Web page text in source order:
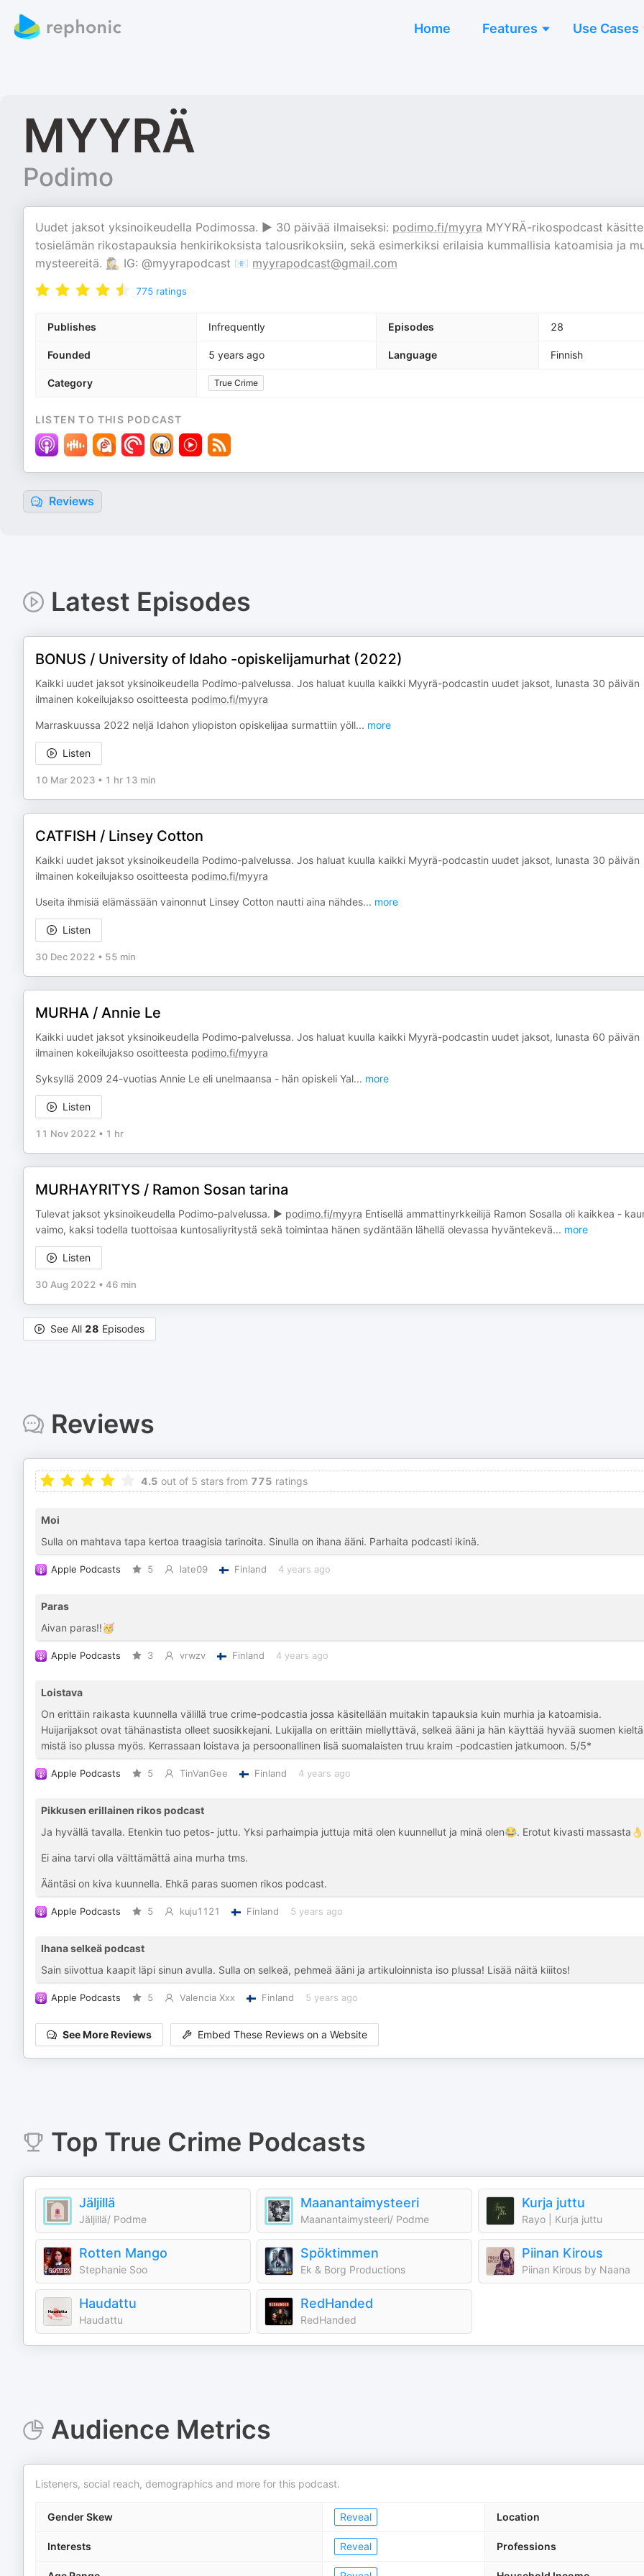
Home Features Use Cases
MYYRÄ
Podimo
Uudet jaksot yksinoikeudella Podimossa. ▶️ 30 päivää ilmaiseksi: podimo.fi/myyra MYYRÄ-rikospodcast
tosielämän rikostapauksia henkirikoksista talousrikoksiin, sekä esimerkiksi erilaisia kummallisia katoamisia ja
mysteereitä. 🕵‍♀️ IG: @myyrapodcast 📧 myyrapodcast@gmail.com
775 ratings
Publishes Infrequently Episodes 28
Founded 5 years ago Language Finnish
Category True Crime
LISTEN TO THIS PODCAST
Reviews
Latest Episodes
BONUS / University of Idaho -opiskelijamurhat (2022)
Kaikki uudet jaksot yksinoikeudella Podimo-palvelussa. Jos haluat kuulla kaikki Myyrä-podcastin uudet jaksot, lunasta 30 päivän
ilmainen kokeilujakso osoitteesta podimo.fi/myyra
Marraskuussa 2022 neljä Idahon yliopiston opiskelijaa surmattiin yöll... more
Listen
10 Mar 2023 • 1 hr 13 min
CATFISH / Linsey Cotton
Kaikki uudet jaksot yksinoikeudella Podimo-palvelussa. Jos haluat kuulla kaikki Myyrä-podcastin uudet jaksot, lunasta 30 päivän
ilmainen kokeilujakso osoitteesta podimo.fi/myyra
Useita ihmisiä elämässään vainonnut Linsey Cotton nautti aina nähdes... more
Listen
30 Dec 2022 • 55 min
MURHA / Annie Le
Kaikki uudet jaksot yksinoikeudella Podimo-palvelussa. Jos haluat kuulla kaikki Myyrä-podcastin uudet jaksot, lunasta 60 päivän
ilmainen kokeilujakso osoitteesta podimo.fi/myyra
Syksyllä 2009 24-vuotias Annie Le eli unelmaansa - hän opiskeli Yal... more
Listen
11 Nov 2022 • 1 hr
MURHAYRITYS / Ramon Sosan tarina
Tulevat jaksot yksinoikeudella Podimo-palvelussa. ▶️ podimo.fi/myyra Entisellä ammattinyrkkeilijä Ramon Sosalla oli kaikkea -
vaimo, kaksi todella tuottoisaa kuntosaliyritystä sekä toimintaa hänen sydäntään lähellä olevassa hyväntekevä... more
Listen
30 Aug 2022 • 46 min
See All 28 Episodes
Reviews
4.5 out of 5 stars from 775 ratings
Moi
Sulla on mahtava tapa kertoa traagisia tarinoita. Sinulla on ihana ääni. Parhaita podcasti ikinä.
Apple Podcasts 5 late09 Finland 4 years ago
Paras
Aivan paras!!🥳
Apple Podcasts 3 vrwzv Finland 4 years ago
Loistava
On erittäin raikasta kuunnella välillä true crime-podcastia jossa käsitellään muitakin tapauksia kuin murhia ja katoamisia.
Huijarijaksot ovat tähänastista olleet suosikkejani. Lukijalla on erittäin miellyttävä, selkeä ääni ja hän käyttää hyvää suomen
mistä iso plussa myös. Kerrassaan loistava ja persoonallinen lisä suomalaisten truu kraim -podcastien jatkumoon. 5/5*
Apple Podcasts 5 TinVanGee Finland 4 years ago
Pikkusen erillainen rikos podcast
Ja hyvällä tavalla. Etenkin tuo petos- juttu. Yksi parhaimpia juttuja mitä olen kuunnellut ja minä olen😂. Erotut kivasti massasta👌
Ei aina tarvi olla välttämättä aina murha tms.
Ääntäsi on kiva kuunnella. Ehkä paras suomen rikos podcast.
Apple Podcasts 5 kuju1121 Finland 5 years ago
Ihana selkeä podcast
Sain siivottua kaapit läpi sinun avulla. Sulla on selkeä, pehmeä ääni ja artikuloinnista iso plussa! Lisää näitä kiiitos!
Apple Podcasts 5 Valencia Xxx Finland 5 years ago
See More Reviews Embed These Reviews on a Website
Top True Crime Podcasts
Jäljillä
Jäljillä/ Podme
Maanantaimysteeri
Maanantaimysteeri/ Podme
Kurja juttu
Rayo | Kurja juttu
Rotten Mango
Stephanie Soo
Spöktimmen
Ek & Borg Productions
Piinan Kirous
Piinan Kirous by Naana
Haudattu
Haudattu
RedHanded
RedHanded
Audience Metrics
Listeners, social reach, demographics and more for this podcast.
Gender Skew Reveal Location
Interests Reveal Professions